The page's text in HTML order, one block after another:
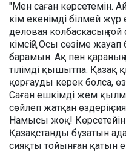
"Мен саған көрсетемін.
кім екенімді білмей жүр
деловая колбаскасың ғой
кімсің? Осы сөзіме жауап
барамын. Ақ пен қараның
тілімді қышытпа.
қорғауды керек болса,
Саған ешкімді жем
сөйлеп жатқан өздерің
Намысы жоқ!
Қазақстанды бұзатын
сияқты тойынған қатын